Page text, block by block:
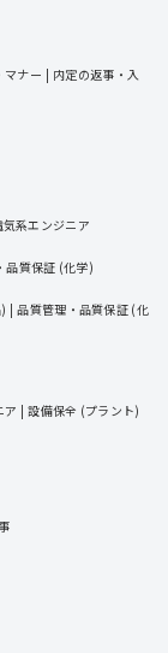
マナー
内定の返事・入
気系エンジニア
品質保証 (化学)
品質管理・品質保証 (化
ア 設備保全 (プラント)